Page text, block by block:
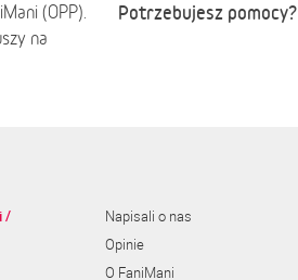
(OPP).
na
Potrzebujesz pomocy?
/
Napisali o nas
Opinie
O FaniMani